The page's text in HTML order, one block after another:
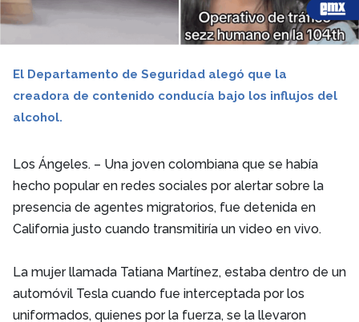
El Departamento de Seguridad alegó que la
creadora de contenido conducía bajo los influjos del
alcohol.
Los Ángeles. – Una joven colombiana que se había
hecho popular en redes sociales por alertar sobre la
presencia de agentes migratorios, fue detenida en
California justo cuando transmitiría un video en vivo.
La mujer llamada Tatiana Martínez, estaba dentro de un
automóvil Tesla cuando fue interceptada por los
uniformados, quienes por la fuerza, se la llevaron